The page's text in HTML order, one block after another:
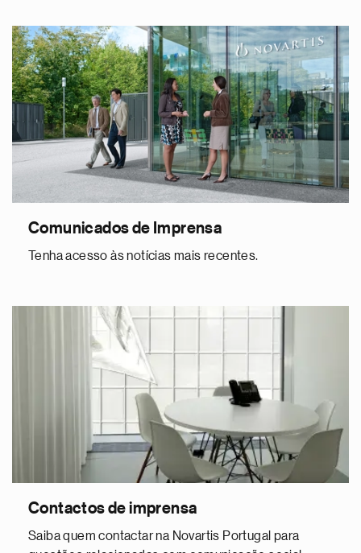
Comunicados de Imprensa
Tenha acesso às notícias mais recentes.
Contactos de imprensa
Saiba quem contactar na Novartis Portugal para